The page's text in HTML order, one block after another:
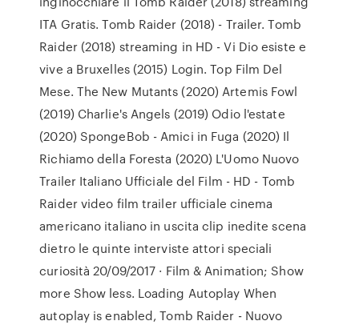
ITA Gratis. Tomb Raider (2018) - Trailer. Tomb
Raider (2018) streaming in HD - Vi Dio esiste e
vive a Bruxelles (2015) Login. Top Film Del
Mese. The New Mutants (2020) Artemis Fowl
(2019) Charlie's Angels (2019) Odio l'estate
(2020) SpongeBob - Amici in Fuga (2020) Il
Richiamo della Foresta (2020) L'Uomo Nuovo
Trailer Italiano Ufficiale del Film - HD - Tomb
Raider video film trailer ufficiale cinema
americano italiano in uscita clip inedite scena
dietro le quinte interviste attori speciali
curiosità 20/09/2017 · Film & Animation; Show
more Show less. Loading Autoplay When
autoplay is enabled, Tomb Raider - Nuovo